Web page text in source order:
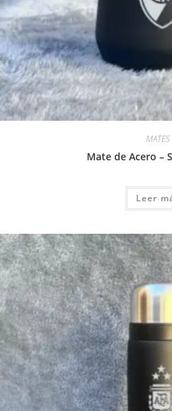
MATES
Mate de Acero –
Leer